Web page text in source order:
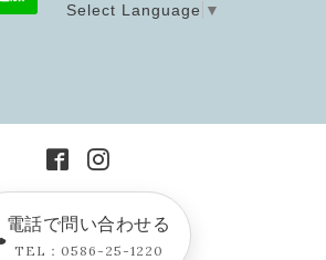
Select Language ▼
電話で問い合わせる
TEL：0586-25-1220